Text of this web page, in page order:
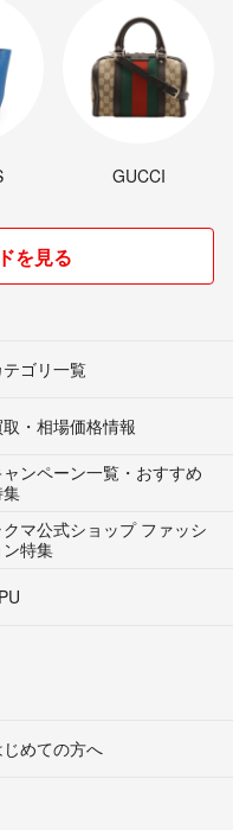
GUCCI
を見る
テゴリ一覧
取・相場価格情報
ャンペーン一覧・おすすめ
クマ公式ショップ ファッシ
ン特集
じめての方へ